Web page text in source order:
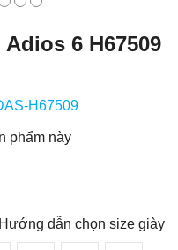
6 H67509
H67509
phẩm này
Hướng dẫn chọn size giày